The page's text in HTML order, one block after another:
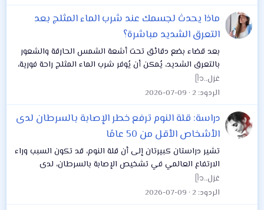
ماذا يحدث لجسمك عند شرب الماء المثلج بعد
التعرق الشديد مباشرة؟
بعد قضاء بضع دقائق تحت أشعة الشمس الحارقة والشعور
بالتعرق الشديد، يُمكن أن يُوفر شرب الماء المثلج راحة فورية،
حيث يُخفض الماء البارد درجة حرارة الجسم الداخلية، مما
يُعطي شعورًا بالانتعاش، وهو شعور...
غزل..ᥫ᭡
الردود 2
2026-07-09
دراسة: قلة النوم ترفع خطر الإصابة بالسرطان لدى
الأشخاص الأقل من 50 عامًا
تشير دراستان كبيرتان إلى أن قلة النوم، قد تكون السبب وراء
الارتفاع العالمي في تشخيص الإصابة بالسرطان، لدى
"الجارديان"، ارتفع عدد الشباب الذين تم...
غزل..ᥫ᭡
الردود 2
2026-07-09